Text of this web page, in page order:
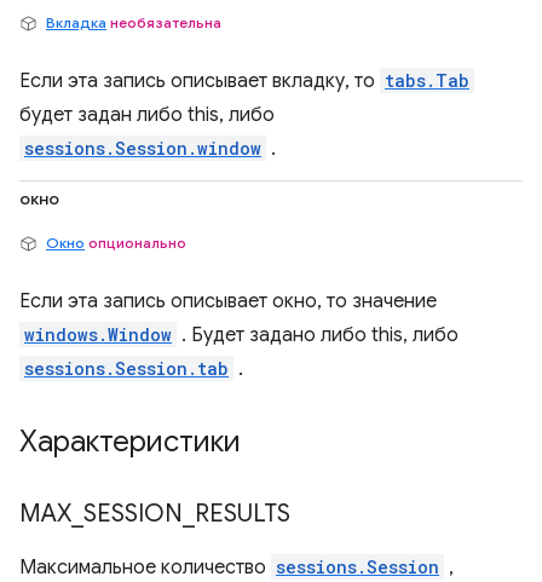
Вкладка необязательна
Если эта запись описывает вкладку, то tabs.Tab
будет задан либо this, либо
sessions.Session.window .
окно
Окно опционально
Если эта запись описывает окно, то значение
windows.Window . Будет задано либо this, либо
sessions.Session.tab .
Характеристики
MAX SESSION RESULTS
Максимальное количество sessions.Session ,